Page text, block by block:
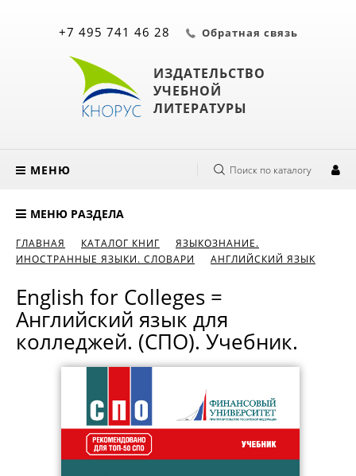
ИЗДАТЕЛЬСТВО
УЧЕБНОЙ
ЛИТЕРАТУРЫ
+7 495 741 46 28 Обратная связь
МЕНЮ Поиск по каталогу
МЕНЮ РАЗДЕЛА
ГЛАВНАЯ КАТАЛОГ КНИГ
ЯЗЫКОЗНАНИЕ.
ИНОСТРАННЫЕ ЯЗЫКИ. СЛОВАРИ
АНГЛИЙСКИЙ ЯЗЫК
English for Colleges =
Английский язык для
колледжей. (СПО). Учебник.